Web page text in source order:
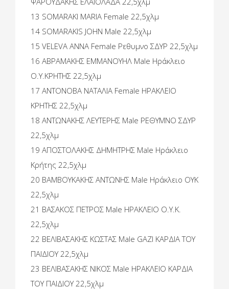
13 SOMARAKI MARIA Female 22,5χλμ
14 SOMARAKIS JOHN Male 22,5χλμ
15 VELEVA ANNA Female Ρεθυμνο ΣΔΥΡ 22,5χλμ
16 ΑΒΡΑΜΑΚΗΣ ΕΜΜΑΝΟΥΗΛ Male Ηράκλειο
O.Y.ΚΡΗΤΗΣ 22,5χλμ
17 ΑΝΤΟΝΟΒΑ ΝΑΤΑΛΙΑ Female ΗΡΑΚΛΕΙΟ
ΚΡΗΤΗΣ 22,5χλμ
18 ΑΝΤΩΝΑΚΗΣ ΛΕΥΤΕΡΗΣ Male ΡΕΘΥΜΝΟ ΣΔΥΡ
22,5χλμ
19 ΑΠΟΣΤΟΛΑΚΗΣ ΔΗΜΗΤΡΗΣ Male Ηράκλειο
Κρήτης 22,5χλμ
20 ΒΑΜΒΟΥΚΑΚΗΣ ΑΝΤΩΝΗΣ Male Ηράκλειο OYK
22,5χλμ
21 ΒΑΣΑΚΟΣ ΠΕΤΡΟΣ Male ΗΡΑΚΛΕΙΟ Ο.Υ.Κ.
22,5χλμ
22 ΒΕΛΙΒΑΣΑΚΗΣ ΚΩΣΤΑΣ Male GAZI ΚΑΡΔΙΑ ΤΟΥ
ΠΑΙΔΙΟΥ 22,5χλμ
23 ΒΕΛΙΒΑΣΑΚΗΣ ΝΙΚΟΣ Male ΗΡΑΚΛΕΙΟ ΚΑΡΔΙΑ
ΤΟΥ ΠΑΙΔΙΟΥ 22,5χλμ